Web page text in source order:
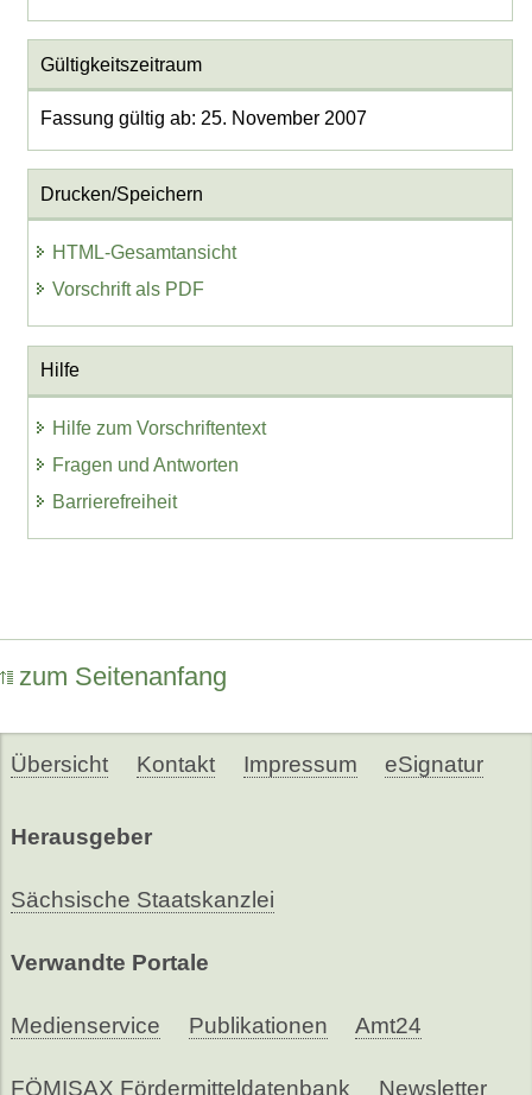
Gültigkeitszeitraum
Fassung gültig ab: 25. November 2007
Drucken/Speichern
HTML-Gesamtansicht
Vorschrift als PDF
Hilfe
Hilfe zum Vorschriftentext
Fragen und Antworten
Barrierefreiheit
zum Seitenanfang
Übersicht Kontakt Impressum eSignatur
Herausgeber
Sächsische Staatskanzlei
Verwandte Portale
Medienservice Publikationen Amt24
FÖMISAX Fördermitteldatenbank Newsletter